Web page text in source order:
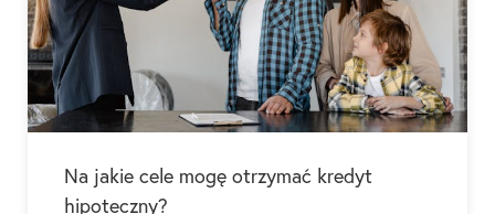
Na jakie cele mogę otrzymać kredyt
hipoteczny?